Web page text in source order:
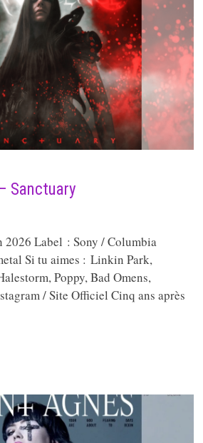
Sanctuary
2026 Label : Sony / Columbia
Si tu aimes : Linkin Park,
Poppy, Bad Omens,
/ Site Officiel Cinq ans après